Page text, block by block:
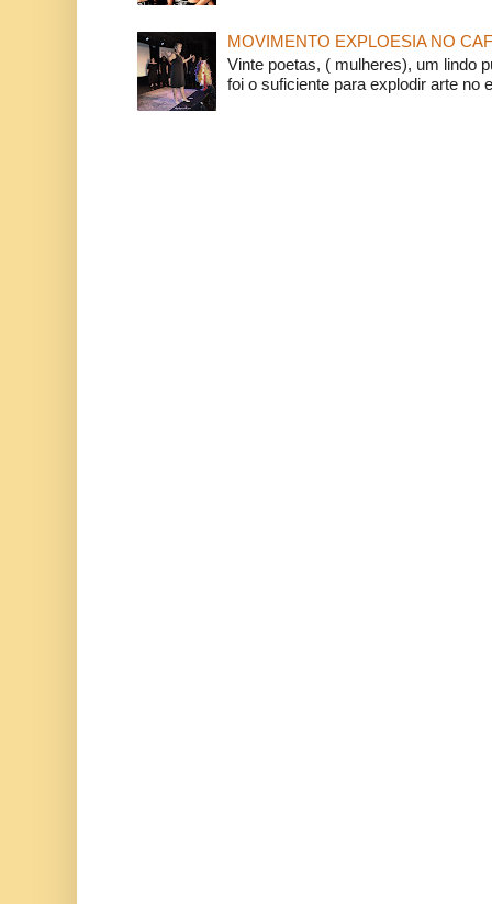
MOVIMENTO EXPLOESIA NO
Vinte poetas, ( mulheres), um lindo
foi o suficiente para explodir arte no